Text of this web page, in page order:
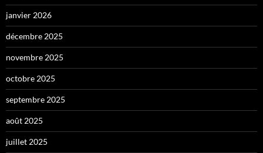
janvier 2026
décembre 2025
novembre 2025
octobre 2025
septembre 2025
août 2025
juillet 2025